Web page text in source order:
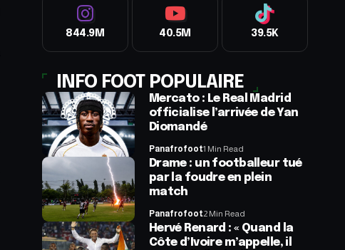
844.9M 40.5M 39.5K
INFO FOOT POPULAIRE
Mercato : Le Real Madrid
officialise l’arrivée de Yan
Diomandé
Panafrofoot1 Min Read
Drame : un footballeur tué
par la foudre en plein
match
Panafrofoot2 Min Read
Hervé Renard : « Quand la
Côte d’Ivoire m’appelle, il